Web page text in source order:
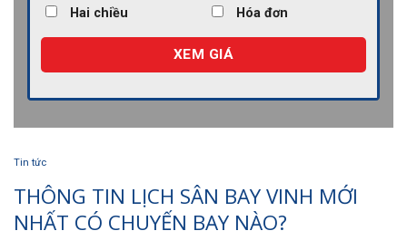
Hai chiều Hóa đơn
XEM GIÁ
Tin tức
THÔNG TIN LỊCH SÂN BAY VINH MỚI
NHẤT CÓ CHUYẾN BAY NÀO?